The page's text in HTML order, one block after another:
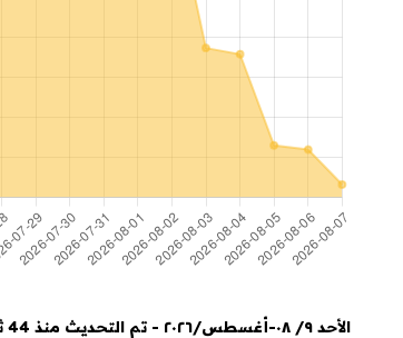
الأحد ٩/ ٠٨-أغسطس/٢٠٢٦ - تم التحديث منذ 44 ثانية